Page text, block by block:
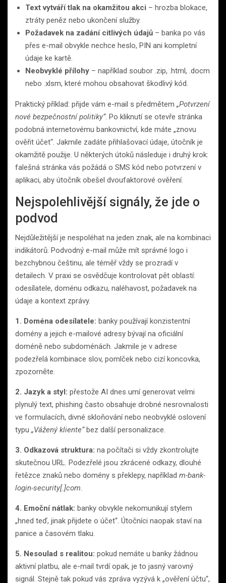
Text vytváří tlak na okamžitou akci – hrozba blokace,
ztráty peněz nebo ukončení služby.
Požadavek na zadání citlivých údajů – banka po vás
přes e-mail obvykle nechce heslo, PIN ani kompletní
údaje ke kartě.
Neobvyklé přílohy – například soubor .zip, .html, .docm
nebo .xlsm, které mohou obsahovat škodlivý kód.
Praktický příklad: přijde vám e-mail s předmětem „Potvrzení
nové bezpečnostní politiky“. Po kliknutí se otevře stránka
podobná internetovému bankovnictví, kde máte „znovu
ověřit účet“. Jakmile zadáte přihlašovací údaje, útočník je
okamžitě použije. U některých útoků následuje i druhý krok:
falešná stránka vás požádá o SMS kód nebo potvrzení v
aplikaci, aby útočník obešel dvoufaktorové ověření.
Nejspolehlivější signály, že jde o
podvod
Nejdůležitější je nespoléhat na jeden znak, ale na kombinaci
indikátorů. Podvodný e-mail může mít správné logo i
bezchybnou češtinu, ale téměř vždy se prozradí v
detailech. V praxi se osvědčuje kontrolovat pět oblastí:
odesílatele, doménu odkazu, naléhavost, požadavek na
údaje a kontext zprávy.
1. Doména odesílatele: banky používají konzistentní
domény a jejich e-mailové adresy bývají na oficiální
doméně nebo subdoménách. Jakmile je v adrese
podezřelá kombinace slov, pomlček nebo cizí koncovka,
zpozorněte.
2. Jazyk a styl: přestože AI dnes umí generovat velmi
plynulý text, phishing často obsahuje drobné nesrovnalosti
ve formulacích, divné skloňování nebo neobvyklé oslovení
typu „Vážený kliente“bez další personalizace.
3. Odkazová struktura: na počítači si vždy zkontrolujte
skutečnou URL. Podezřelé jsou zkrácené odkazy, dlouhé
řetězce znaků nebo domény s překlepy, například m-bank-
login-security[.]com
4. Emoční nátlak: banky obvykle nekomunikují stylem
„hned teď, jinak přijdete o účet“. Útočníci naopak staví na
panice a časovém tlaku.
5. Nesoulad s realitou: pokud nemáte u banky žádnou
aktivní platbu, ale e-mail tvrdí opak, je to jasný varovný
signál. Stejně tak pokud vás zpráva vyzývá k „ověření účtu“,